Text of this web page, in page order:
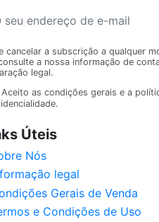
cancelar a subscrição a qualquer
a nossa informação de
legal.
Aceito as condições gerais e a
Úteis
Nós
legal
Gerais de Venda
e Condições de Uso